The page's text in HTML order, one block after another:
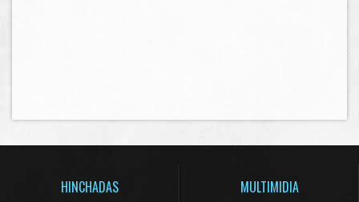
HINCHADAS MULTIMIDIA